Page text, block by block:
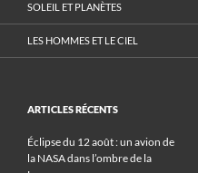
SOLEIL ET PLANÈTES
LES HOMMES ET LE CIEL
ARTICLES RÉCENTS
Éclipse du 12 août : un avion de
la NASA dans l’ombre de la